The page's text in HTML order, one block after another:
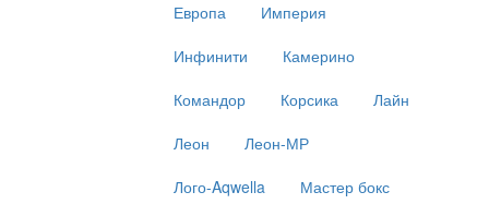
Европа
Империя
Инфинити
Камерино
Командор
Корсика
Лайн
Леон
Леон-МР
Лого-Aqwella
Мастер бокс